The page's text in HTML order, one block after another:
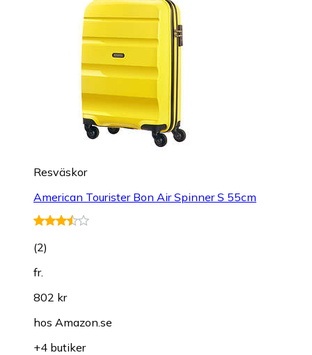
Resväskor
American Tourister Bon Air Spinner S 55cm
(2)
fr.
802 kr
hos Amazon.se
+4 butiker